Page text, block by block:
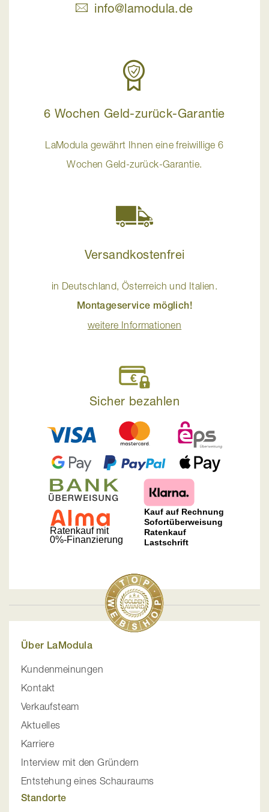
info@lamodula.de
6 Wochen Geld-zurück-Garantie
LaModula gewährt Ihnen eine freiwillige 6
Wochen Geld-zurück-Garantie.
Versandkostenfrei
in Deutschland, Österreich und Italien.
Montageservice möglich!
weitere Informationen
Sicher bezahlen
Über LaModula
Kundenmeinungen
Kontakt
Verkaufsteam
Aktuelles
Karriere
Interview mit den Gründern
Entstehung eines Schauraums
Standorte